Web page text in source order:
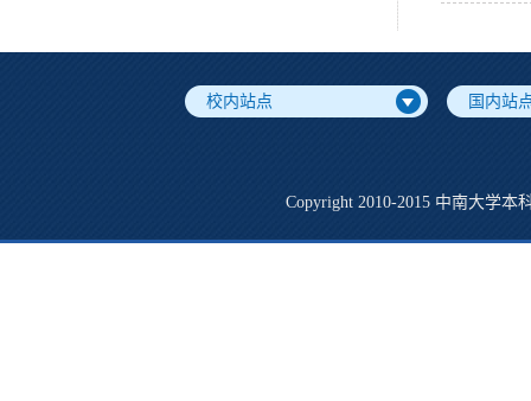
校内站点 国内站
Copyright 2010-2015 中南大学